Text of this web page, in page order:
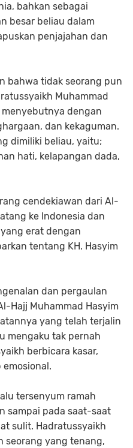
bahkan sebagai
besar beliau dalam
penjajahan dan
bahwa tidak seorang pun
Muhammad
dengan
dan kekaguman.
dimiliki beliau, yaitu;
hati, kelapangan dada,
cendekiawan dari Al-
ke Indonesia dan
erat dengan
tentang KH. Hasyim
dan pergaulan
Hajj Muhammad Hasyim
yang telah terjalin
mengaku tak pernah
berbicara kasar,
tersenyum ramah
sampai pada saat-saat
sulit. Hadratussyaikh
seorang yang tenang,